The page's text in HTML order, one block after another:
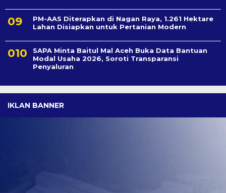
PM-AAS Diterapkan di Nagan Raya, 1.261 Hektare
Lahan Disiapkan untuk Pertanian Modern
SAPA Minta Baitul Mal Aceh Buka Data Bantuan
Modal Usaha 2026, Soroti Transparansi
Penyaluran
IKLAN BANNER